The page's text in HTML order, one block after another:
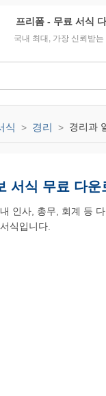
프리폼 - 무료 서식
국내 최대, 가장 신뢰받
식 경리 경리과
서식 무료 다운
인사, 총무, 회계 등
식입니다.